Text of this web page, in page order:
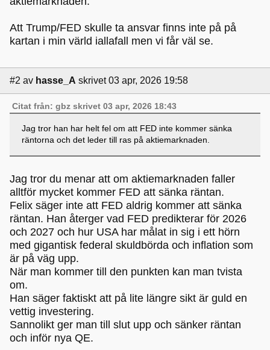
Att Trump/FED skulle ta ansvar finns inte på på
kartan i min värld iallafall men vi får väl se.
#2 av hasse_A skrivet 03 apr, 2026 19:58
Citat från: gbz skrivet 03 apr, 2026 18:43
Jag tror han har helt fel om att FED inte kommer sänka
räntorna och det leder till ras på aktiemarknaden.
Jag tror du menar att om aktiemarknaden faller
alltför mycket kommer FED att sänka räntan.
Felix säger inte att FED aldrig kommer att sänka
räntan. Han återger vad FED predikterar för 2026
och 2027 och hur USA har målat in sig i ett hörn
med gigantisk federal skuldbörda och inflation som
är på väg upp.
När man kommer till den punkten kan man tvista
om.
Han säger faktiskt att på lite längre sikt är guld en
vettig investering.
Sannolikt ger man till slut upp och sänker räntan
och inför nya QE.